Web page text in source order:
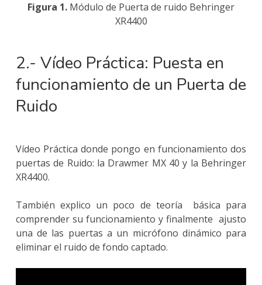
Figura 1. Módulo de Puerta de ruido Behringer
XR4400
2.- Vídeo Práctica: Puesta en
funcionamiento de un Puerta de
Ruido
Vídeo Práctica donde pongo en funcionamiento dos
puertas de Ruido: la Drawmer MX 40 y la Behringer
XR4400.
También explico un poco de teoría básica para
comprender su funcionamiento y finalmente ajusto
una de las puertas a un micrófono dinámico para
eliminar el ruido de fondo captado.